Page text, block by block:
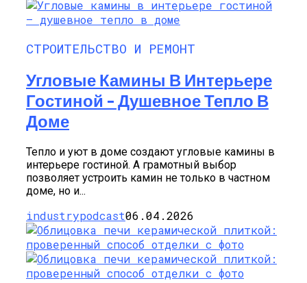
СТРОИТЕЛЬСТВО И РЕМОНТ
Угловые Камины В Интерьере
Гостиной – Душевное Тепло В
Доме
Тепло и уют в доме создают угловые камины в
интерьере гостиной. А грамотный выбор
позволяет устроить камин не только в частном
доме, но и...
industrypodcast06.04.2026